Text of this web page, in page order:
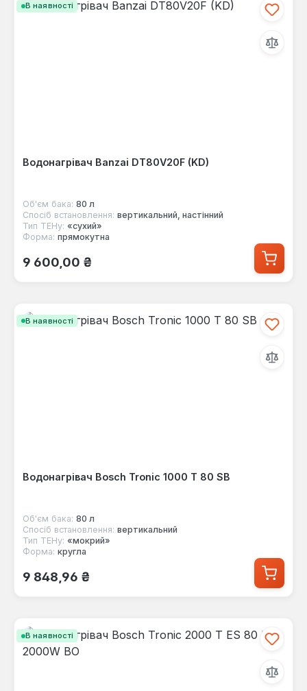
В наявності
Водонагрівач Banzai DT80V20F (KD)
Об'єм бака: 80 л
Спосіб встановлення: вертикальний, настінний
Тип ТЕНу: «сухий»
Форма: прямокутна
Звичайна ціна:
9 600,00 ₴
В наявності
Водонагрівач Bosch Tronic 1000 T 80 SB
Об'єм бака: 80 л
Спосіб встановлення: вертикальний
Тип ТЕНу: «мокрий»
Форма: кругла
Звичайна ціна:
9 848,96 ₴
В наявності